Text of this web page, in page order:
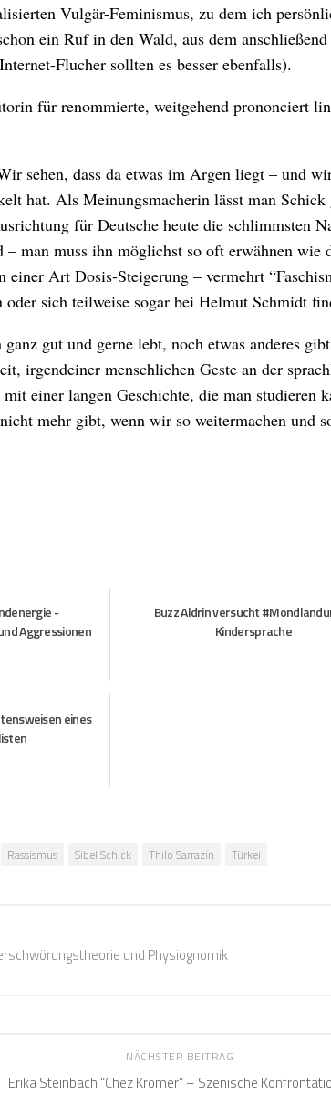
Vulgär-Feminismus, zu dem ich
ein Ruf in den Wald, aus dem
Flucher sollten es besser ebenfalls).
für renommierte, weitgehend prononciert
sehen, dass da etwas im Argen liegt – und
hat. Als Meinungsmacherin lässt man Schick
für Deutsche heute die schlimmsten
man muss ihn möglichst so oft erwähnen wie
Art Dosis-Steigerung – vermehrt
sich teilweise sogar bei Helmut Schmidt
gut und gerne lebt, noch etwas anderes
irgendeiner menschlichen Geste an der
einer langen Geschichte, die man studieren
mehr gibt, wenn wir so weitermachen und
-
Aggressionen
Buzz Aldrin versucht
Kindersprache
eines
Rassismus Sibel Schick Thilo Sarrazin Türkei
und Physiognomik
NÄCHSTER BEITRAG
Erika Steinbach “Chez Krömer” – Szenische